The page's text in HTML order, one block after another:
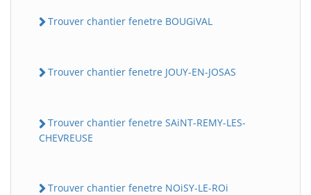
Trouver chantier fenetre BOUGiVAL
Trouver chantier fenetre JOUY-EN-JOSAS
Trouver chantier fenetre SAiNT-REMY-LES-
CHEVREUSE
Trouver chantier fenetre NOiSY-LE-ROi